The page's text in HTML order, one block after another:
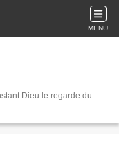
MENU
Dieu le regarde du